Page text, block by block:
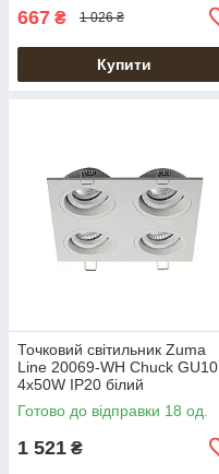
667 ₴ 1 026 ₴
Купити
Точковий світильник Zuma
Line 20069-WH Chuck GU10
4x50W IP20 білий
Готово до відправки 18 од.
1 521 ₴